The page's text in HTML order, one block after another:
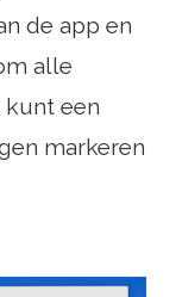
de app en
alle
een
markeren